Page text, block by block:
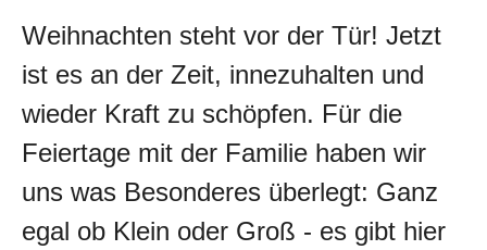
Weihnachten steht vor der Tür! Jetzt
ist es an der Zeit, innezuhalten und
wieder Kraft zu schöpfen. Für die
Feiertage mit der Familie haben wir
uns was Besonderes überlegt: Ganz
egal ob Klein oder Groß - es gibt hier